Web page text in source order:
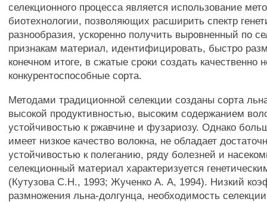
селекционного процесса является использование
биотехнологии, позволяющих расширить спектр
разнообразия, ускоренно получить выровненный по
признакам материал, идентифицировать, быстро
конечном итоге, в сжатые сроки создать качественно
конкурентоспособные сорта.
Методами традиционной селекции созданы сорта
высокой продуктивностью, высоким содержанием
устойчивостью к ржавчине и фузариозу. Однако
имеет низкое качество волокна, не обладает
устойчивостью к полеганию, ряду болезней и
селекционный материал характеризуется
(Кутузова С.Н., 1993; Жученко А. А, 1994). Низкий
размножения льна-долгунца, необходимость